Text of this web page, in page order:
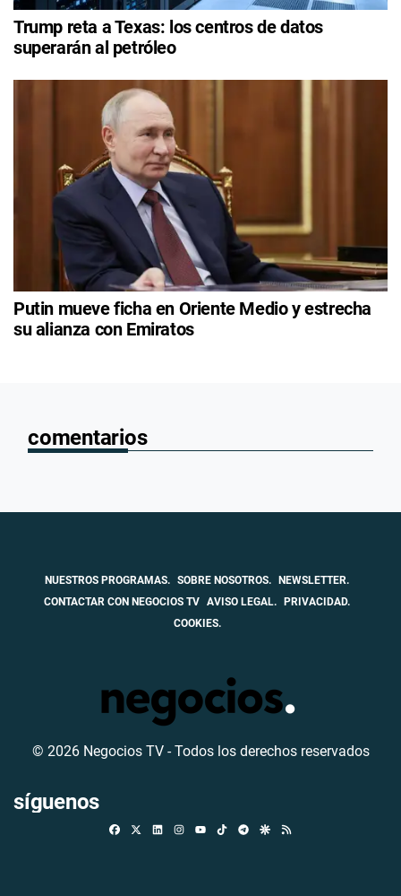
Trump reta a Texas: los centros de datos
superarán al petróleo
Putin mueve ficha en Oriente Medio y estrecha
su alianza con Emiratos
comentarios
NUESTROS PROGRAMAS. SOBRE NOSOTROS. NEWSLETTER.
CONTACTAR CON NEGOCIOS TV AVISO LEGAL. PRIVACIDAD.
COOKIES.
© 2026 Negocios TV - Todos los derechos reservados
síguenos
FacebookLinkedinInstagramTikTokTelegramGoogle Discover